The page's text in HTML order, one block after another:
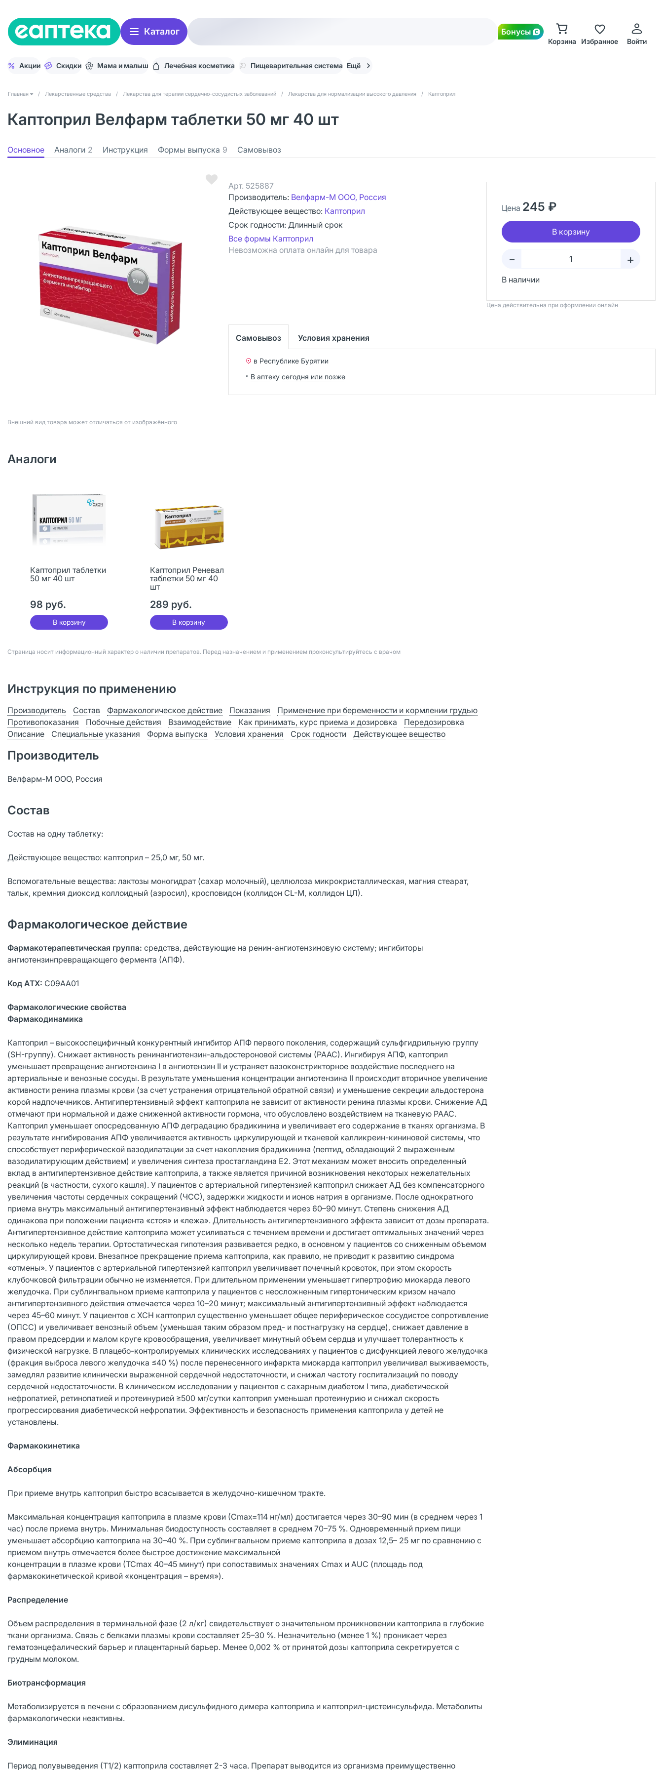
Каталог Бонусы
Корзина Избранное Войти
Акции Скидки Мама и малыш Лечебная косметика Пищеварительная система Ещё
Главная / Лекарственные средства / Лекарства для терапии сердечно-сосудистых заболеваний / Лекарства для нормализации высокого давления / Каптоприл
Каптоприл Велфарм таблетки 50 мг 40 шт
Основное Аналоги 2 Инструкция Формы выпуска 9 Самовывоз
Bнешний вид товара может отличаться от изображённого
Арт. 525887
Производитель: Велфарм-М ООО, Россия
Действующее вещество: Каптоприл
Срок годности: Длинный срок
Все формы Каптоприл
Невозможна оплата онлайн для товара
Цена 245 ₽
В корзину
– +
В наличии
Цена действительна при оформлении онлайн
Самовывоз Условия хранения
в Республике Бурятии
В аптеку сегодня или позже
Аналоги
Каптоприл таблетки
50 мг 40 шт
98 руб.
В корзину
Каптоприл Реневал
таблетки 50 мг 40
шт
289 руб.
В корзину
Страница носит информационный характер о наличии препаратов. Перед назначением и применением проконсультируйтесь с врачом
Инструкция по применению
Производитель Состав Фармакологическое действие Показания
Применение при беременности и кормлении грудью
Противопоказания
Побочные действия Взаимодействие Как принимать, курс приема и дозировка
Передозировка
Описание
Специальные указания Форма выпуска Условия хранения Срок годности Действующее вещество
Производитель
Велфарм-М ООО, Россия
Состав
Состав на одну таблетку:
Действующее вещество: каптоприл – 25,0 мг, 50 мг.
Вспомогательные вещества: лактозы моногидрат (сахар молочный), целлюлоза микрокристаллическая, магния стеарат,
тальк, кремния диоксид коллоидный (аэросил), кросповидон (коллидон CL-M, коллидон ЦЛ).
Фармакологическое действие
Фармакотерапевтическая группа: средства, действующие на ренин-ангиотензиновую систему; ингибиторы
ангиотензинпревращающего фермента (АПФ).
Код АТХ: С09АА01
Фармакологические свойства
Фармакодинамика
Каптоприл – высокоспецифичный конкурентный ингибитор АПФ первого поколения, содержащий сульфгидрильную группу
(SH-группу). Снижает активность ренинангиотензин-альдостероновой системы (РААС). Ингибируя АПФ, каптоприл
уменьшает превращение ангиотензина I в ангиотензин II и устраняет вазоконстрикторное воздействие последнего на
артериальные и венозные сосуды. В результате уменьшения концентрации ангиотензина II происходит вторичное увеличение
активности ренина плазмы крови (за счет устранения отрицательной обратной связи) и уменьшение секреции альдостерона
корой надпочечников. Антигипертензивный эффект каптоприла не зависит от активности ренина плазмы крови. Снижение АД
отмечают при нормальной и даже сниженной активности гормона, что обусловлено воздействием на тканевую РААС.
Каптоприл уменьшает опосредованную АПФ деградацию брадикинина и увеличивает его содержание в тканях организма. В
результате ингибирования АПФ увеличивается активность циркулирующей и тканевой калликреин-кининовой системы, что
способствует периферической вазодилатации за счет накопления брадикинина (пептид, обладающий 2 выраженным
вазодилатирующим действием) и увеличения синтеза простагландина Е2. Этот механизм может вносить определенный
вклад в антигипертензивное действие каптоприла, а также является причиной возникновения некоторых нежелательных
реакций (в частности, сухого кашля). У пациентов с артериальной гипертензией каптоприл снижает АД без компенсаторного
увеличения частоты сердечных сокращений (ЧСС), задержки жидкости и ионов натрия в организме. После однократного
приема внутрь максимальный антигипертензивный эффект наблюдается через 60–90 минут. Степень снижения АД
одинакова при положении пациента «стоя» и «лежа». Длительность антигипертензивного эффекта зависит от дозы препарата.
Антигипертензивное действие каптоприла может усиливаться с течением времени и достигает оптимальных значений через
несколько недель терапии. Ортостатическая гипотензия развивается редко, в основном у пациентов со сниженным объемом
циркулирующей крови. Внезапное прекращение приема каптоприла, как правило, не приводит к развитию синдрома
«отмены». У пациентов с артериальной гипертензией каптоприл увеличивает почечный кровоток, при этом скорость
клубочковой фильтрации обычно не изменяется. При длительном применении уменьшает гипертрофию миокарда левого
желудочка. При сублингвальном приеме каптоприла у пациентов с неосложненным гипертоническим кризом начало
антигипертензивного действия отмечается через 10–20 минут; максимальный антигипертензивный эффект наблюдается
через 45–60 минут. У пациентов с ХСН каптоприл существенно уменьшает общее периферическое сосудистое сопротивление
(ОПСС) и увеличивает венозный объем (уменьшая таким образом пред- и постнагрузку на сердце), снижает давление в
правом предсердии и малом круге кровообращения, увеличивает минутный объем сердца и улучшает толерантность к
физической нагрузке. В плацебо-контролируемых клинических исследованиях у пациентов с дисфункцией левого желудочка
(фракция выброса левого желудочка ≤40 %) после перенесенного инфаркта миокарда каптоприл увеличивал выживаемость,
замедлял развитие клинически выраженной сердечной недостаточности, и снижал частоту госпитализаций по поводу
сердечной недостаточности. В клиническом исследовании у пациентов с сахарным диабетом I типа, диабетической
нефропатией, ретинопатией и протеинурией ≥500 мг/сутки каптоприл уменьшал протеинурию и снижал скорость
прогрессирования диабетической нефропатии. Эффективность и безопасность применения каптоприла у детей не
установлены.
Фармакокинетика
Абсорбция
При приеме внутрь каптоприл быстро всасывается в желудочно-кишечном тракте.
Максимальная концентрация каптоприла в плазме крови (Сmax=114 нг/мл) достигается через 30–90 мин (в среднем через 1
час) после приема внутрь. Минимальная биодоступность составляет в среднем 70–75 %. Одновременный прием пищи
уменьшает абсорбцию каптоприла на 30–40 %. При сублингвальном приеме каптоприла в дозах 12,5– 25 мг по сравнению с
приемом внутрь отмечается более быстрое достижение максимальной
концентрации в плазме крови (ТСmax 40–45 минут) при сопоставимых значениях Сmax и AUC (площадь под
фармакокинетической кривой «концентрация – время»).
Распределение
Объем распределения в терминальной фазе (2 л/кг) свидетельствует о значительном проникновении каптоприла в глубокие
ткани организма. Связь с белками плазмы крови составляет 25–30 %. Незначительно (менее 1 %) проникает через
гематоэнцефалический барьер и плацентарный барьер. Менее 0,002 % от принятой дозы каптоприла секретируется с
грудным молоком.
Биотрансформация
Метаболизируется в печени с образованием дисульфидного димера каптоприла и каптоприл-цистеинсульфида. Метаболиты
фармакологически неактивны.
Элиминация
Период полувыведения (Т1/2) каптоприла составляет 2-3 часа. Препарат выводится из организма преимущественно